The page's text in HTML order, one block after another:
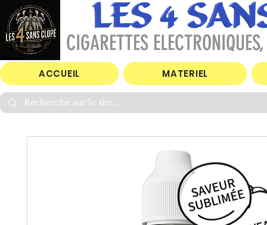
CIGARETTES
ACCUEIL MATERIEL